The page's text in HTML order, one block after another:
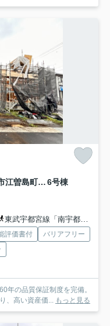
【ブルーミングガーデン】 宇都宮市江曽島町 全6邸 6号棟
東武宇都宮線「南宇都宮」駅 徒歩30分
評価書付
バリアフリー
年の品質保証制度を完備。
、高い資産価...
もっと見る